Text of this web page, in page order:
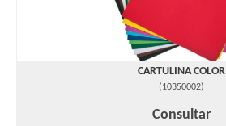
CARTULINA COLOR
(10350002)
Consultar